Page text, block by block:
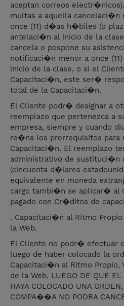
aceptan correos
multas a aquella cancelaci�n
once (11) d�as h�biles (o
antelaci�n al inicio de la
cancela o pospone su
notificaci�n menor a once
inicio de la clase, o si el
Capacitaci�n, este ser�
total de la Capacitaci�n.
El Cliente podr� designar a
reemplazo que pertenezca a
empresa, siempre y cuando
re�na los prerrequisitos para
Capacitaci�n. El reemplazo
administrativo de sustituci�n
(cincuenta d�lares
equivalente en moneda
cargo tambi�n se aplicar� al
pagado con Cr�ditos de
. Capacitaci�n al Ritmo
la Web.
El Cliente no podr� efectuar
luego de haber colocado la
Capacitaci�n al Ritmo
de la Web. LUEGO DE QUE EL
HAYA COLOCADO UNA
COMPA��A NO PODRA